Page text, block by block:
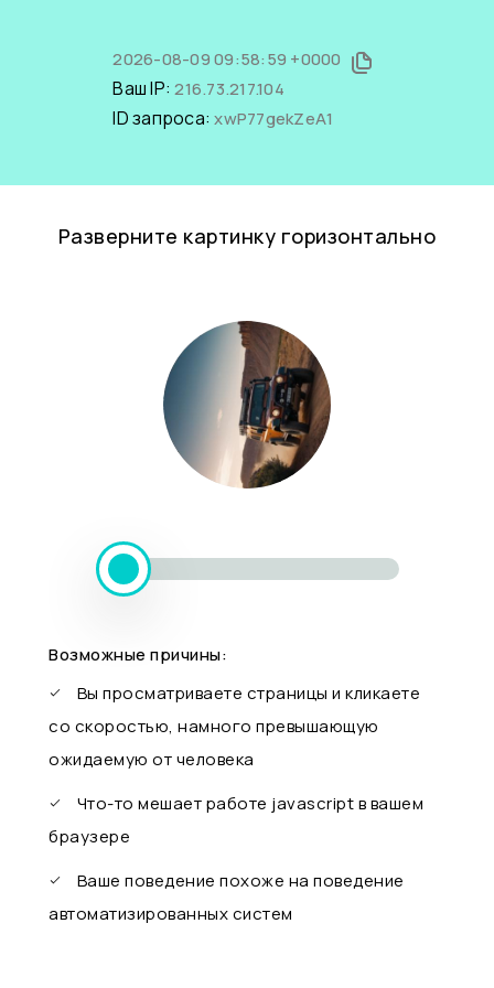
2026-08-09 09:58:59 +0000
Ваш IP:216.73.217.104
ID запроса:xwP77gekZeA1
Разверните картинку горизонтально
Возможные причины:
Вы просматриваете страницы и кликаете
со скоростью, намного превышающую
ожидаемую от человека
Что-то мешает работе javascript в вашем
браузере
Ваше поведение похоже на поведение
автоматизированных систем